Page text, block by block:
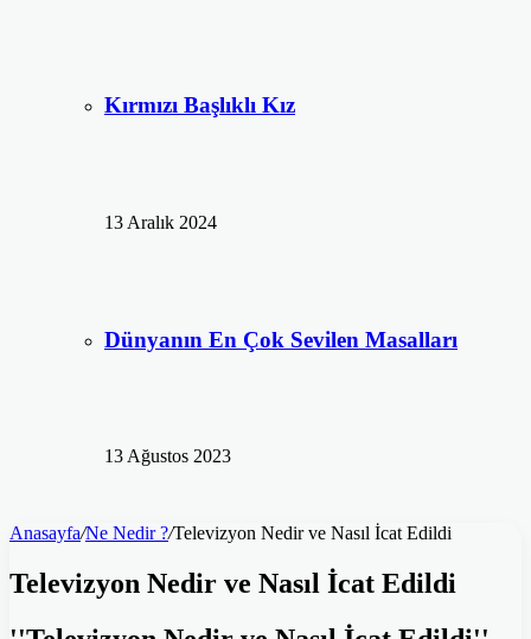
Kırmızı Başlıklı Kız
13 Aralık 2024
Dünyanın En Çok Sevilen Masalları
13 Ağustos 2023
Anasayfa/Ne Nedir ?/Televizyon Nedir ve Nasıl İcat Edildi
Televizyon Nedir ve Nasıl İcat Edildi